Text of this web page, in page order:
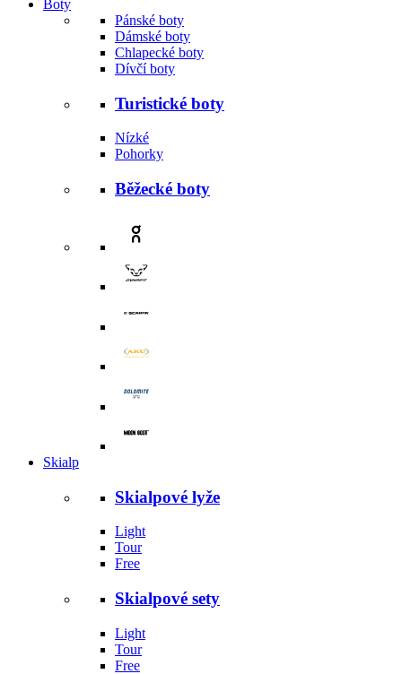
Boty
Pánské boty
Dámské boty
Chlapecké boty
Dívčí boty
Turistické boty
Nízké
Pohorky
Běžecké boty
Skialp
Skialpové lyže
Light
Tour
Free
Skialpové sety
Light
Tour
Free